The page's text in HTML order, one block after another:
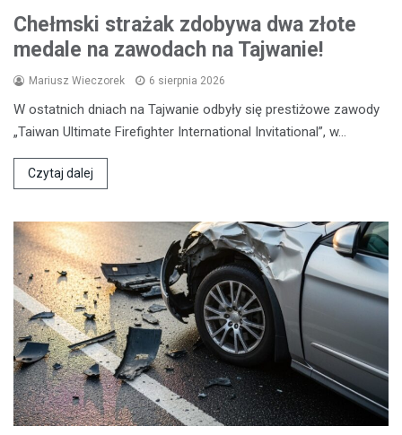
Chełmski strażak zdobywa dwa złote
medale na zawodach na Tajwanie!
Mariusz Wieczorek 6 sierpnia 2026
W ostatnich dniach na Tajwanie odbyły się prestiżowe zawody
„Taiwan Ultimate Firefighter International Invitational”, w…
Czytaj dalej